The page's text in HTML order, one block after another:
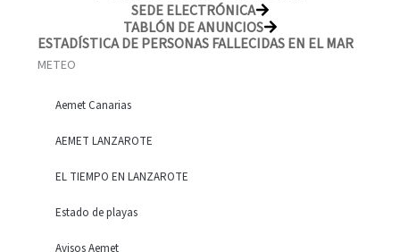
SEDE ELECTRÓNICA
TABLÓN DE ANUNCIOS
ESTADÍSTICA DE PERSONAS FALLECIDAS EN EL MAR
METEO
Aemet Canarias
AEMET LANZAROTE
EL TIEMPO EN LANZAROTE
Estado de playas
Avisos Aemet